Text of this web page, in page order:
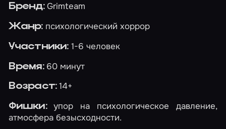
Бренд:Grimteam
Жанр:психологический хоррор
Участники:1-6 человек
Время:60 минут
Возраст:14+
Фишки:упор на психологическое давление,
атмосфера безысходности.